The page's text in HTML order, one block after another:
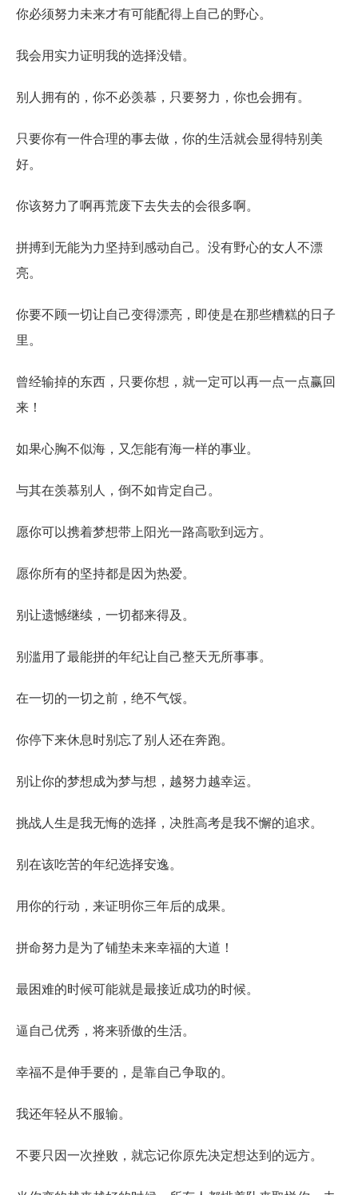
你必须努力未来才有可能配得上自己的野心。
我会用实力证明我的选择没错。
别人拥有的，你不必羡慕，只要努力，你也会拥有。
只要你有一件合理的事去做，你的生活就会显得特别美
好。
你该努力了啊再荒废下去失去的会很多啊。
拼搏到无能为力坚持到感动自己。没有野心的女人不漂
亮。
你要不顾一切让自己变得漂亮，即使是在那些糟糕的日子
里。
曾经输掉的东西，只要你想，就一定可以再一点一点赢回
来！
如果心胸不似海，又怎能有海一样的事业。
与其在羡慕别人，倒不如肯定自己。
愿你可以携着梦想带上阳光一路高歌到远方。
愿你所有的坚持都是因为热爱。
别让遗憾继续，一切都来得及。
别滥用了最能拼的年纪让自己整天无所事事。
在一切的一切之前，绝不气馁。
你停下来休息时别忘了别人还在奔跑。
别让你的梦想成为梦与想，越努力越幸运。
挑战人生是我无悔的选择，决胜高考是我不懈的追求。
别在该吃苦的年纪选择安逸。
用你的行动，来证明你三年后的成果。
拼命努力是为了铺垫未来幸福的大道！
最困难的时候可能就是最接近成功的时候。
逼自己优秀，将来骄傲的生活。
幸福不是伸手要的，是靠自己争取的。
我还年轻从不服输。
不要只因一次挫败，就忘记你原先决定想达到的远方。